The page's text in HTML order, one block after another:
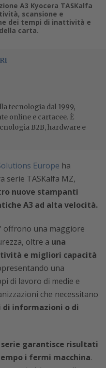
A3 Kyocera TASKalfa
scansione e
dei tempi di inattività e
carta.
tecnologia dal 1999,
online e cartacee. È
B2B, hardware e
Europe ha
serie TASKalfa MZ,
nuove stampanti
A3 ad alta velocità.
offrono una maggiore
oltre a una
e migliori capacità
una
di lavoro di medie e
che necessitano
informazioni o di
serie garantisce risultati
i fermi macchina.